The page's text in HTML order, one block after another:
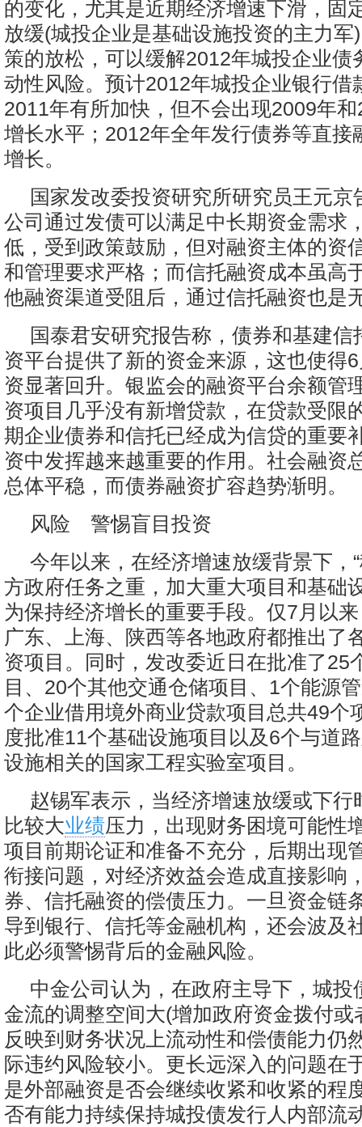
的变化，尤其是近期经济增速下滑，固
放缓(城投企业是基础设施投资的主力军
策的放松，可以缓解2012年城投企业债
动性风险。预计2012年城投企业银行借
2011年有所加快，但不会出现2009年
增长水平；2012年全年发行债券等直接
增长。
国家发改委投资研究所研究员王元京
公司通过发债可以满足中长期资金需求
低，受到政策鼓励，但对融资主体的资
和管理要求严格；而信托融资成本虽高
他融资渠道受阻后，通过信托融资也是
国泰君安研究报告称，债券和基建信
资平台提供了新的资金来源，这也使得
资显著回升。银监会的融资平台余额管
资项目几乎没有新增贷款，在贷款受限
期企业债券和信托已经成为信贷的重要
资中发挥越来越重要的作用。社会融资
总体平稳，而债券融资扩容趋势渐明。
风险 警惕盲目投资
今年以来，在经济增速放缓背景下，
方政府任务之重，加大重大项目和基础
为保持经济增长的重要手段。仅7月以
广东、上海、陕西等各地政府都推出了
资项目。同时，发改委近日在批准了25
目、20个其他交通仓储项目、1个能源
个企业借用境外商业贷款项目总共49个
度批准11个基础设施项目以及6个与道
设施相关的国家工程实验室项目。
赵锡军表示，当经济增速放缓或下行
比较大业绩压力，出现财务困境可能性
项目前期论证和准备不充分，后期出现
衔接问题，对经济效益会造成直接影响
券、信托融资的偿债压力。一旦资金链
导到银行、信托等金融机构，还会波及
此必须警惕背后的金融风险。
中金公司认为，在政府主导下，城投
金流的调整空间大(增加政府资金拨付或
反映到财务状况上流动性和偿债能力仍
际违约风险较小。更长远深入的问题在
是外部融资是否会继续收紧和收紧的程
否有能力持续保持城投债发行人内部流